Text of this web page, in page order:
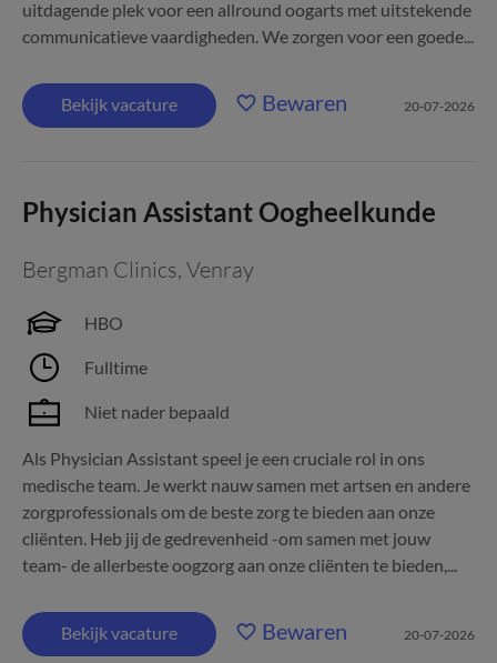
uitdagende plek voor een allround oogarts met uitstekende
communicatieve vaardigheden. We zorgen voor een goede...
Bekijk vacature Bewaren 20-07-2026
Physician Assistant Oogheelkunde
Bergman Clinics, Venray
HBO
Fulltime
Niet nader bepaald
Als Physician Assistant speel je een cruciale rol in ons
medische team. Je werkt nauw samen met artsen en andere
zorgprofessionals om de beste zorg te bieden aan onze
cliënten. Heb jij de gedrevenheid -om samen met jouw
team- de allerbeste oogzorg aan onze cliënten te bieden,...
Bekijk vacature Bewaren 20-07-2026